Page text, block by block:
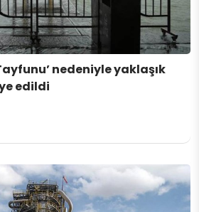
nedeniyle yaklaşık
edildi